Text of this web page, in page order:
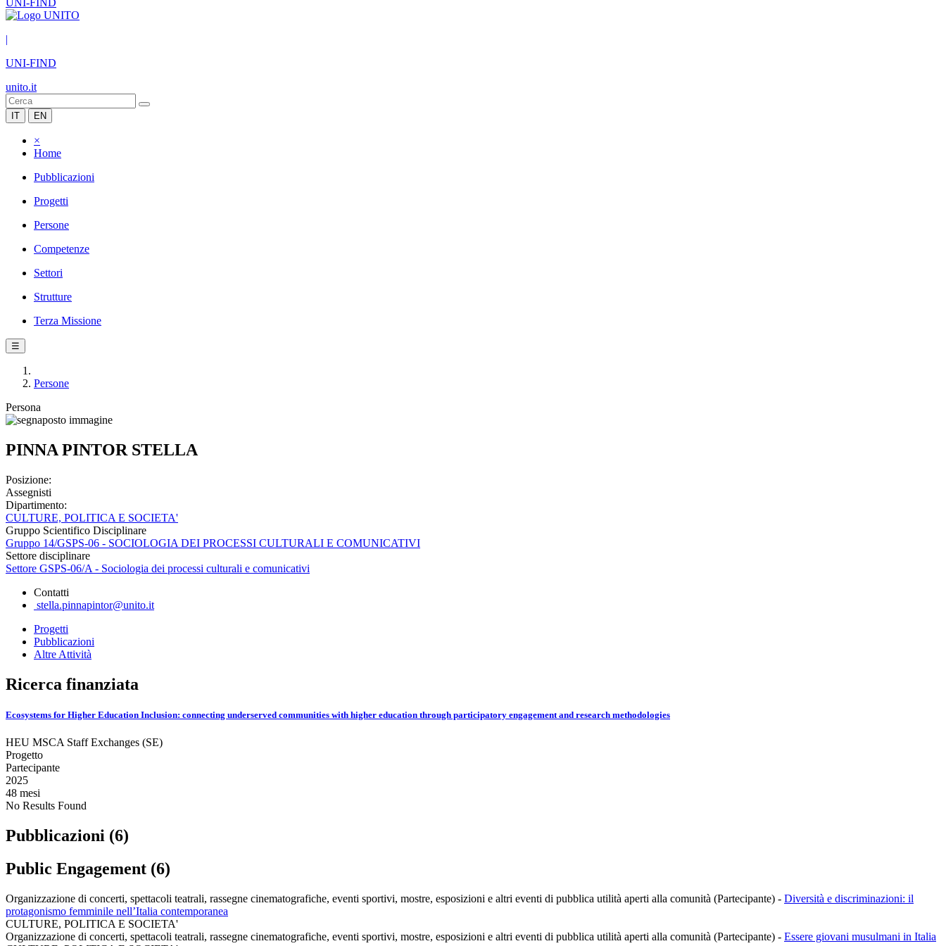
UNI-FIND
|
UNI-FIND
unito.it
IT EN
×
Home
Pubblicazioni
Progetti
Persone
Competenze
Settori
Strutture
Terza Missione
☰
Persone
Persona
PINNA PINTOR STELLA
Posizione:
Assegnisti
Dipartimento:
CULTURE, POLITICA E SOCIETA'
Gruppo Scientifico Disciplinare
Gruppo 14/GSPS-06 - SOCIOLOGIA DEI PROCESSI CULTURALI E COMUNICATIVI
Settore disciplinare
Settore GSPS-06/A - Sociologia dei processi culturali e comunicativi
Contatti
stella.pinnapintor@unito.it
Progetti
Pubblicazioni
Altre Attività
Ricerca finanziata
Ecosystems for Higher Education Inclusion: connecting underserved communities with higher education through participatory engagement and research methodologies
HEU MSCA Staff Exchanges (SE)
Progetto
Partecipante
2025
48 mesi
No Results Found
Pubblicazioni (6)
Public Engagement (6)
Organizzazione di concerti, spettacoli teatrali, rassegne cinematografiche, eventi sportivi, mostre, esposizioni e altri eventi di pubblica utilità aperti alla comunità (Partecipante) - Diversità e discriminazioni: il
protagonismo femminile nell’Italia contemporanea
CULTURE, POLITICA E SOCIETA'
Organizzazione di concerti, spettacoli teatrali, rassegne cinematografiche, eventi sportivi, mostre, esposizioni e altri eventi di pubblica utilità aperti alla comunità (Partecipante) - Essere giovani musulmani in Italia